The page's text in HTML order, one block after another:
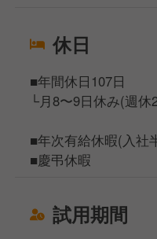
休日
■年間休日107日
└月8〜9日休み(週休
■年次有給休暇(入社
■慶弔休暇
試用期間